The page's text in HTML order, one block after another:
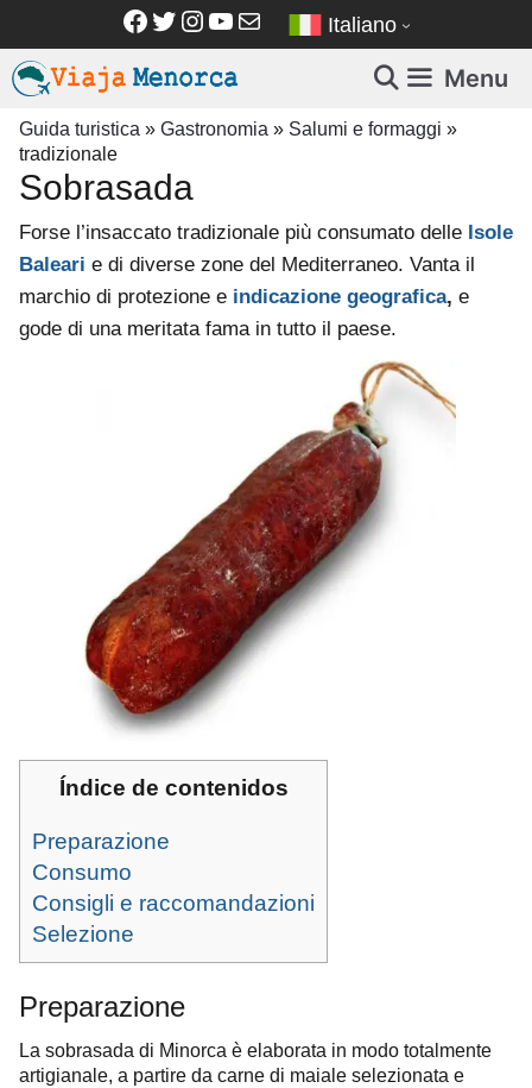
contenuto
Facebook
Twitter
Instagram
YouTube
Email Italiano
Menu
Guida turistica » Gastronomia » Salumi e formaggi »
tradizionale
Sobrasada
Forse l’insaccato tradizionale più consumato delle Isole
Baleari e di diverse zone del Mediterraneo. Vanta il
marchio di protezione e indicazione geografica, e
gode di una meritata fama in tutto il paese.
Índice de contenidos
Preparazione
Consumo
Consigli e raccomandazioni
Selezione
Preparazione
La sobrasada di Minorca è elaborata in modo totalmente
artigianale, a partire da carne di maiale selezionata e